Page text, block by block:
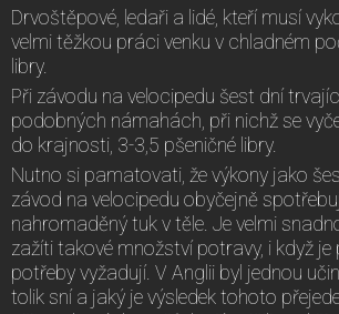
Drvoštěpové, ledaři a lidé, kteří musí
velmi těžkou práci venku v chladném
libry.
Při závodu na velocipedu šest dní
podobných námahách, při nichž se
do krajnosti, 3-3,5 pšeničné libry.
Nutno si pamatovati, že výkony jako
závod na velocipedu obyčejně
nahromaděný tuk v těle. Je velmi
zažíti takové množství potravy, i když je
potřeby vyžadují. V Anglii byl jednou
tolik sní a jaký je výsledek tohoto